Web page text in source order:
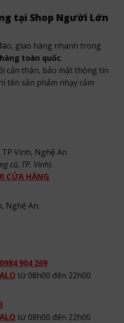
tại Shop Người Lớn
giao hàng nhanh trong
toàn quốc.
cẩn thận, bảo mật thông tin
tên sản phẩm nhạy cảm
Vinh, Nghệ An
cũ, TP. Vinh).
CỬA HÀNG
Nghệ An.
0984 904 269
từ 08h00 đến 22h00
từ 08h00 đến 22h00